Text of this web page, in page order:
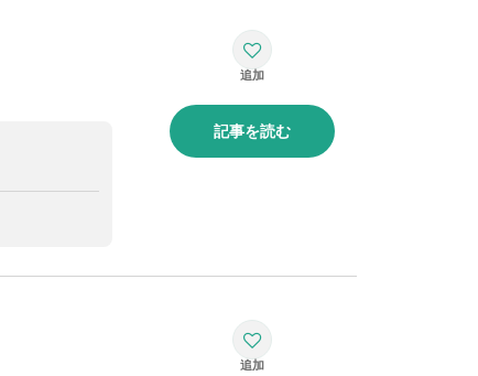
記事を読む